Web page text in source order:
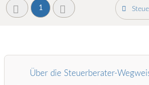
1
Über die Steuerberater-